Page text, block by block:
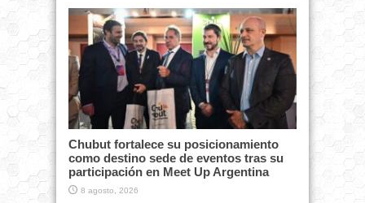
Chubut fortalece su posicionamiento
como destino sede de eventos tras su
participación en Meet Up Argentina
8 agosto, 2026